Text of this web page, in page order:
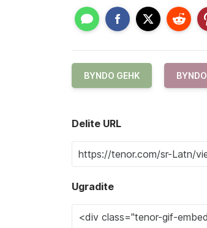
BYNDO GEHK BYNDO
Delite URL
Ugradite